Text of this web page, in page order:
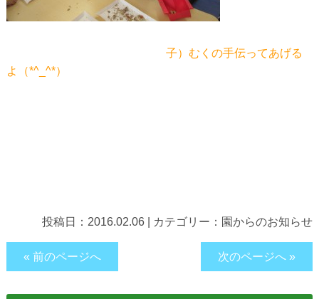
子）むくの手伝ってあげる
よ（*^_^*）
投稿日： 2016.02.06 カテゴリー： 園からのお知らせ
« 前のページへ 次のページへ »